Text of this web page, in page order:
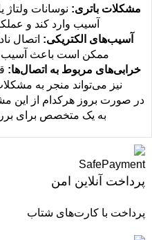
مشکلات باتری: نوسانات ولتاژ
آسیب وارد کند و
آسیب‌های الکتریکی: اتصال
ممکن است باعث آسیب
خرابی‌های مربوط به اتصال‌ها:
نیز می‌تواند منجر به
در صورت بروز هرکدام از این
به یک متخصص برای
پرداخت آنلاین امن
پرداخت با کارت‌های شتاب